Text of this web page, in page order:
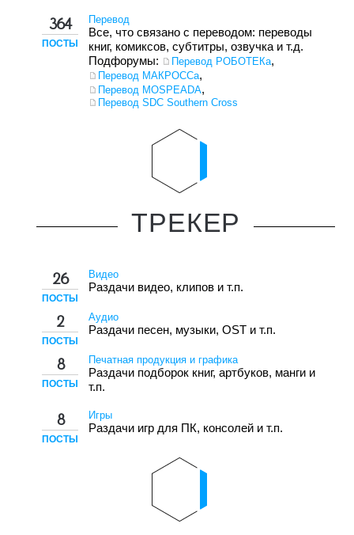
364
ПОСТЫ
Перевод
Все, что связано с переводом: переводы
книг, комиксов, субтитры, озвучка и т.д.
Подфорумы: Перевод РОБОТЕКа,
Перевод МАКРОССа,
Перевод MOSPEADA,
Перевод SDC Southern Cross
ТРЕКЕР
26
ПОСТЫ
Видео
Раздачи видео, клипов и т.п.
2
ПОСТЫ
Аудио
Раздачи песен, музыки, OST и т.п.
8
ПОСТЫ
Печатная продукция и графика
Раздачи подборок книг, артбуков, манги и
т.п.
8
ПОСТЫ
Игры
Раздачи игр для ПК, консолей и т.п.